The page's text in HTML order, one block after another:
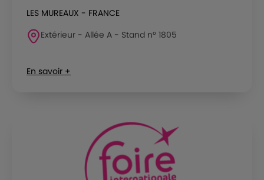
LES MUREAUX - FRANCE
Extérieur - Allée A - Stand n° 1805
En savoir +